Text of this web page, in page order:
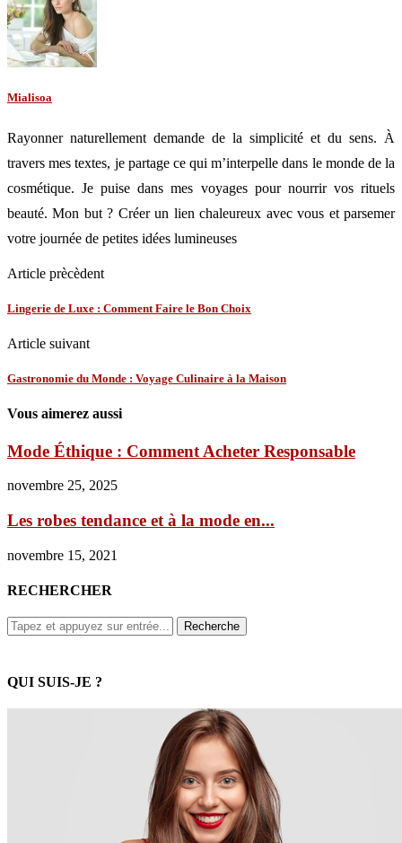
Mialisoa
Rayonner naturellement demande de la simplicité et du sens. À
travers mes textes, je partage ce qui m’interpelle dans le monde de la
cosmétique. Je puise dans mes voyages pour nourrir vos rituels
beauté. Mon but ? Créer un lien chaleureux avec vous et parsemer
votre journée de petites idées lumineuses
Article prècèdent
Lingerie de Luxe : Comment Faire le Bon Choix
Article suivant
Gastronomie du Monde : Voyage Culinaire à la Maison
Vous aimerez aussi
Mode Éthique : Comment Acheter Responsable
novembre 25, 2025
Les robes tendance et à la mode en...
novembre 15, 2021
RECHERCHER
QUI SUIS-JE ?